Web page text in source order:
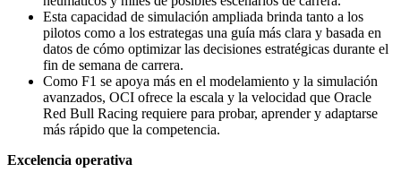
Esta capacidad de simulación ampliada brinda tanto a los
pilotos como a los estrategas una guía más clara y basada en
datos de cómo optimizar las decisiones estratégicas durante el
fin de semana de carrera.
Como F1 se apoya más en el modelamiento y la simulación
avanzados, OCI ofrece la escala y la velocidad que Oracle
Red Bull Racing requiere para probar, aprender y adaptarse
más rápido que la competencia.
Excelencia operativa